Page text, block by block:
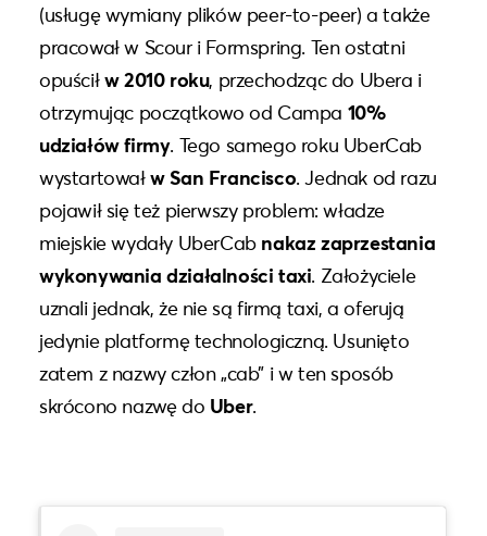
(usługę wymiany plików peer-to-peer) a także
pracował w Scour i Formspring. Ten ostatni
opuściłw 2010 roku, przechodząc do Ubera i
otrzymując początkowo od Campa 10%
udziałów firmy. Tego samego roku UberCab
wystartowałw San Francisco. Jednak od razu
pojawił się też pierwszy problem: władze
miejskie wydały UberCab nakaz zaprzestania
wykonywania działalności taxi. Założyciele
uznali jednak, że nie są firmą taxi, a oferują
jedynie platformę technologiczną. Usunięto
zatem z nazwy człon „cab” i w ten sposób
skrócono nazwę do Uber.